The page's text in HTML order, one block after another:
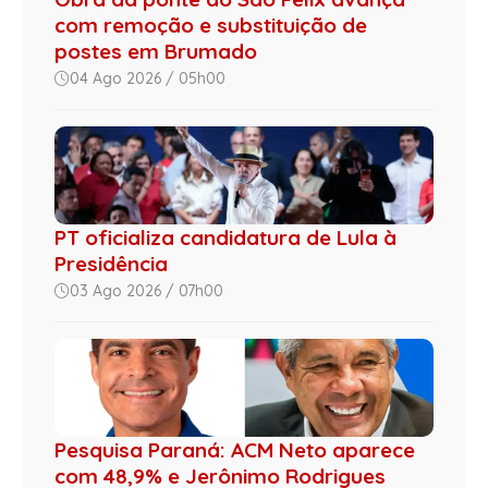
com remoção e substituição de
postes em Brumado
04 Ago 2026 / 05h00
PT oficializa candidatura de Lula à
Presidência
03 Ago 2026 / 07h00
Pesquisa Paraná: ACM Neto aparece
com 48,9% e Jerônimo Rodrigues